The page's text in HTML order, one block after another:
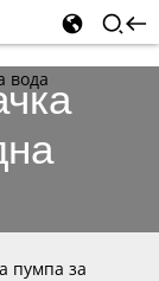
пумпа за